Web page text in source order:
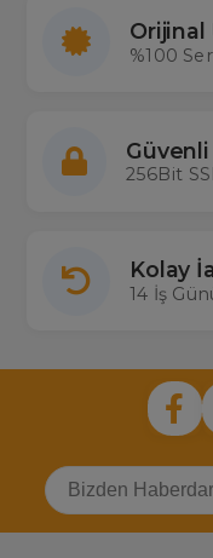
Orijinal
%100
Güvenli
256Bit
Kolay
14 İş